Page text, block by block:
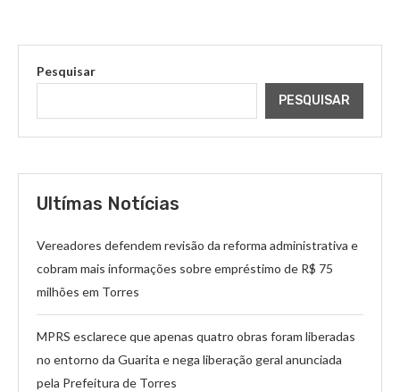
Pesquisar
PESQUISAR
Ultímas Notícias
Vereadores defendem revisão da reforma administrativa e
cobram mais informações sobre empréstimo de R$ 75
milhões em Torres
MPRS esclarece que apenas quatro obras foram liberadas
no entorno da Guarita e nega liberação geral anunciada
pela Prefeitura de Torres